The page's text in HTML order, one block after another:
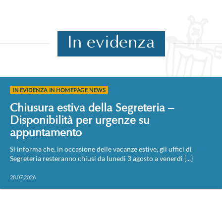
In evidenza
IN EVIDENZA IN HOMEPAGE NEWS
Chiusura estiva della Segreteria –
Disponibilità per urgenze su
appuntamento
Si informa che, in occasione delle vacanze estive, gli uffici di
Segreteria resteranno chiusi da lunedì 3 agosto a venerdì [...]
28.07.2026